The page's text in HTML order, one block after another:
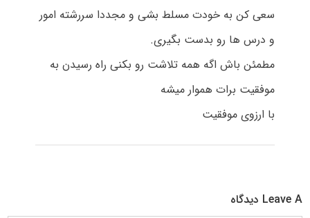
سعی کن به خودت مسلط بشی و مجددا سررشته امور
و درس ها رو بدست بگیری.
مطمئن باش اگه همه تلاشت رو بکنی راه رسیدن به
موفقیت برات هموار میشه
با ارزوی موفقیت
Leave A دیدگاه